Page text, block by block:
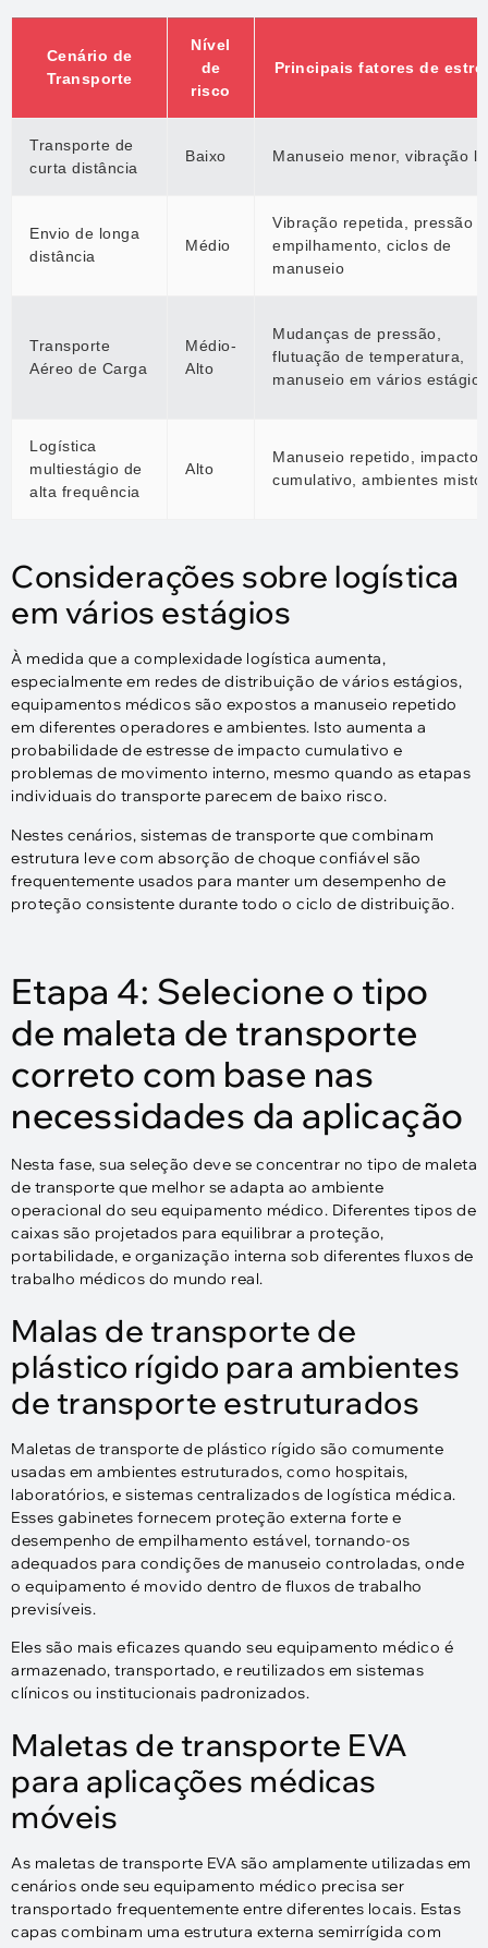
Cenário de
Transporte
Nível
de
risco
Principais fatores de
Transporte de
curta distância
Baixo Manuseio menor, vibração
Envio de longa
distância
Médio
Vibração repetida, pressão
empilhamento, ciclos de
manuseio
Transporte
Aéreo de Carga
Médio-
Alto
Mudanças de pressão,
flutuação de temperatura,
manuseio em vários estágios
Logística
multiestágio de
alta frequência
Alto
Manuseio repetido, impacto
cumulativo, ambientes
Considerações sobre logística
em vários estágios
À medida que a complexidade logística aumenta,
especialmente em redes de distribuição de vários estágios,
equipamentos médicos são expostos a manuseio repetido
em diferentes operadores e ambientes. Isto aumenta a
probabilidade de estresse de impacto cumulativo e
problemas de movimento interno, mesmo quando as etapas
individuais do transporte parecem de baixo risco.
Nestes cenários, sistemas de transporte que combinam
estrutura leve com absorção de choque confiável são
frequentemente usados ​​para manter um desempenho de
proteção consistente durante todo o ciclo de distribuição.
Etapa 4: Selecione o tipo
de maleta de transporte
correto com base nas
necessidades da aplicação
Nesta fase, sua seleção deve se concentrar no tipo de maleta
de transporte que melhor se adapta ao ambiente
operacional do seu equipamento médico. Diferentes tipos de
caixas são projetados para equilibrar a proteção,
portabilidade, e organização interna sob diferentes fluxos de
trabalho médicos do mundo real.
Malas de transporte de
plástico rígido para ambientes
de transporte estruturados
Maletas de transporte de plástico rígido são comumente
usadas em ambientes estruturados, como hospitais,
laboratórios, e sistemas centralizados de logística médica.
Esses gabinetes fornecem proteção externa forte e
desempenho de empilhamento estável, tornando-os
adequados para condições de manuseio controladas, onde
o equipamento é movido dentro de fluxos de trabalho
previsíveis.
Eles são mais eficazes quando seu equipamento médico é
armazenado, transportado, e reutilizados em sistemas
clínicos ou institucionais padronizados.
Maletas de transporte EVA
para aplicações médicas
móveis
As maletas de transporte EVA são amplamente utilizadas em
cenários onde seu equipamento médico precisa ser
transportado frequentemente entre diferentes locais. Estas
capas combinam uma estrutura externa semirrígida com